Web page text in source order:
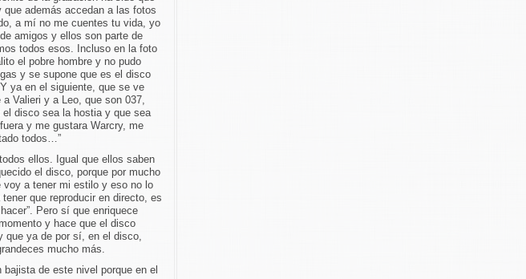
además accedan a las fotos
a mí no me cuentes tu vida, yo
amigos y ellos son parte de
todos esos. Incluso en la foto
el pobre hombre y no pudo
y se supone que es el disco
ya en el siguiente, que se ve
Valieri y a Leo, que son 037,
disco sea la hostia y que sea
y me gustara Warcry, me
todos…”
ellos. Igual que ellos saben
el disco, porque por mucho
voy a tener mi estilo y eso no lo
que reproducir en directo, es
Pero sí que enriquece
y hace que el disco
que ya de por sí, en el disco,
mucho más.
de este nivel porque en el